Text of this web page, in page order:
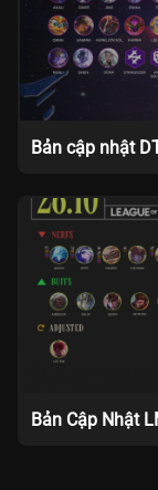
Bản cập nhật
Bản Cập Nhật